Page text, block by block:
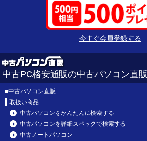
今すぐ会員登録する
中古PC格安通販の中古パソコン直販
■中古パソコン直販
取扱い商品
中古パソコンをかんたんに検索する
中古パソコンを詳細スペックで検索する
中古ノートパソコン